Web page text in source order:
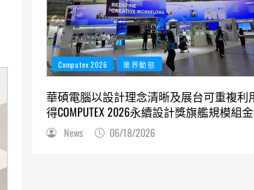
Computex 2026 業界動態
華碩電腦以設計理念清晰及展台可重複利
得COMPUTEX 2026永續設計獎旗艦規模組
News 06/18/2026